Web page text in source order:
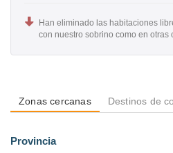
Han eliminado las habitaciones
con nuestro sobrino como en otras
Zonas cercanas Destinos de
Provincia